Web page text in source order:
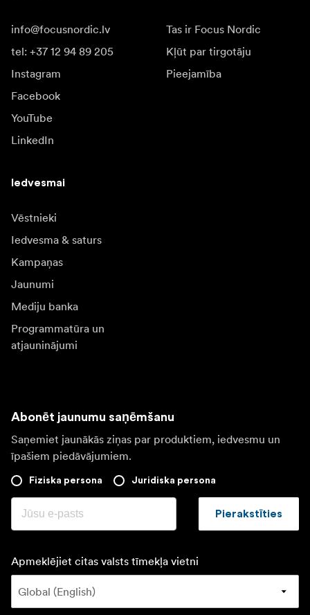
info@focusnordic.lv
tel: +37 12 94 89 205
Instagram
Facebook
YouTube
LinkedIn
Tas ir Focus Nordic
Kļūt par tirgotāju
Pieejamība
Iedvesmai
Vēstnieki
Iedvesma & saturs
Kampaņas
Jaunumi
Mediju banka
Programmatūra un
atjauninājumi
Abonēt jaunumu saņēmšanu
Saņemiet jaunākās ziņas par produktiem, iedvesmu un
īpašiem piedāvājumiem.
Fiziska persona Juridiska persona
Pierakstīties
Apmeklējiet citas valsts tīmekļa vietni